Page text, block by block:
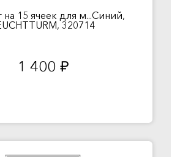
15 ячеек для м...Синий,
320714
1 400 руб.